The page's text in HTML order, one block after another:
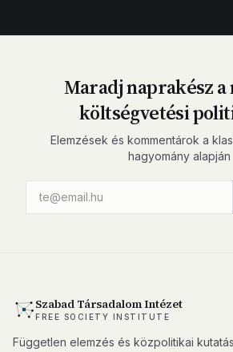
Maradj naprakész
költségvetési
Elemzések és kommentárok a
hagyomány alapján
Szabad Társadalom Intézet
FREE SOCIETY INSTITUTE
Független elemzés és közpolitikai